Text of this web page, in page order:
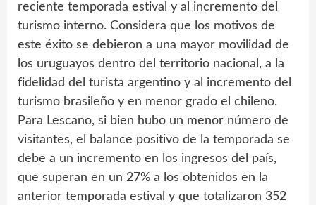
reciente temporada estival y al incremento del
turismo interno. Considera que los motivos de
este éxito se debieron a una mayor movilidad de
los uruguayos dentro del territorio nacional, a la
fidelidad del turista argentino y al incremento del
turismo brasileño y en menor grado el chileno.
Para Lescano, si bien hubo un menor número de
visitantes, el balance positivo de la temporada se
debe a un incremento en los ingresos del país,
que superan en un 27% a los obtenidos en la
anterior temporada estival y que totalizaron 352